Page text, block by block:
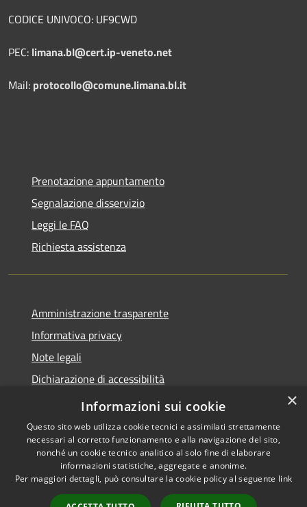
CODICE UNIVOCO: UF9CWD
PEC: limana.bl@cert.ip-veneto.net
Mail: protocollo@comune.limana.bl.it
Prenotazione appuntamento
Segnalazione disservizio
Leggi le FAQ
Richiesta assistenza
Amministrazione trasparente
Informativa privacy
Note legali
Dichiarazione di accessibilità
Moduli Privacy Amministrazione trasparente
Accessibilità
Copyright © 2026 • Comune di
Limana • Powered by
Municipium• Accesso
×
Informazioni sui cookie
Questo sito web utilizza cookie tecnici e assimilati strettamente
necessari al corretto funzionamento e alla navigazione del sito,
nonché un cookie tecnico analitico al solo fine di elaborare
informazioni statistiche, aggregate e anonime.
Per maggiori dettagli, può consultare la cookie policy al seguente link